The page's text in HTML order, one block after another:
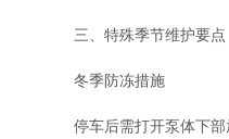
三、特殊季节维护要点
‌冬季防冻措施‌
停车后需打开泵体下部